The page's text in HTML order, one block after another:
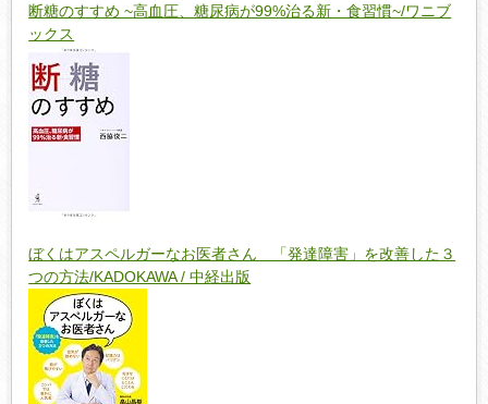
断糖のすすめ ~高血圧、糖尿病が99%治る新・食習慣~/ワニブ
ックス
ぼくはアスペルガーなお医者さん 「発達障害」を改善した３
つの方法/KADOKAWA / 中経出版